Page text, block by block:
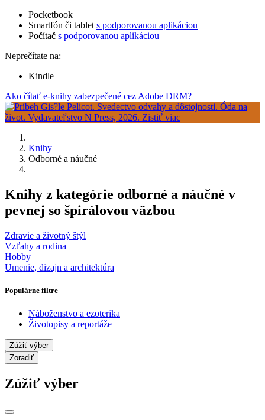
Pocketbook
Smartfón či tablet s podporovanou aplikáciou
Počítač s podporovanou aplikáciou
Neprečítate na:
Kindle
Ako čítať e-knihy zabezpečené cez Adobe DRM?
Knihy
Odborné a náučné
Knihy z kategórie odborné a náučné v
pevnej so špirálovou väzbou
Zdravie a životný štýl
Vzťahy a rodina
Hobby
Umenie, dizajn a architektúra
Populárne filtre
Náboženstvo a ezoterika
Životopisy a reportáže
Zúžiť výber
Zoradiť
Zúžiť výber